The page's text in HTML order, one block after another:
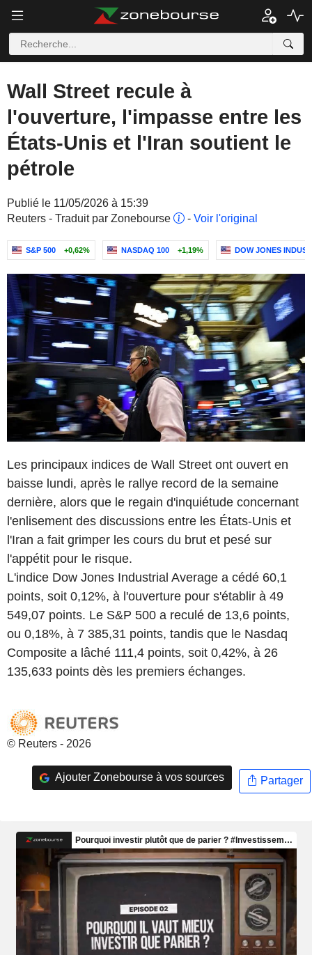
Wall Street recule à
l'ouverture, l'impasse entre les
États-Unis et l'Iran soutient le
pétrole
Publié le 11/05/2026 à 15:39
Reuters - Traduit par Zonebourse
- Voir l'original
S&P 500 +0,62% NASDAQ 100 +1,19% DOW JONES
Les principaux indices de Wall Street ont ouvert en
baisse lundi, après le rallye record de la semaine
dernière, alors que le regain d'inquiétude concernant
l'enlisement des discussions entre les États-Unis et
l'Iran a fait grimper les cours du brut et pesé sur
l'appétit pour le risque.
L'indice Dow Jones Industrial Average a cédé 60,1
points, soit 0,12%, à l'ouverture pour s'établir à 49
549,07 points. Le S&P 500 a reculé de 13,6 points,
ou 0,18%, à 7 385,31 points, tandis que le Nasdaq
Composite a lâché 111,4 points, soit 0,42%, à 26
135,633 points dès les premiers échanges.
© Reuters - 2026
Ajouter Zonebourse à vos sources Partager